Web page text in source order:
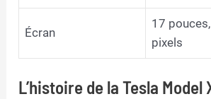
Écran
17
pixels
L’histoire de la Tesla Model